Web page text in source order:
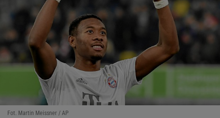
Fot. Martin Meissner / AP